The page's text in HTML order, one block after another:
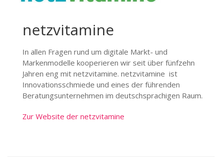
netzvitamine
In allen Fragen rund um digitale Markt- und
Markenmodelle kooperieren wir seit über fünfzehn
Jahren eng mit netzvitamine. netzvitamine ist
Innovationsschmiede und eines der führenden
Beratungsunternehmen im deutschsprachigen Raum.
Zur Website der netzvitamine